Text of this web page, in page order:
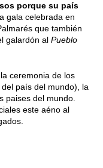
porque su país
gala celebrada en
que también
galardón al Pueblo
ceremonia de los
país del mundo), la
paises del mundo.
este aéno al